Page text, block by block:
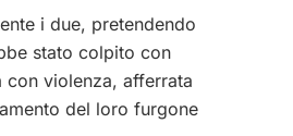
i due, pretendendo
stato colpito con
con violenza, afferrata
del loro furgone